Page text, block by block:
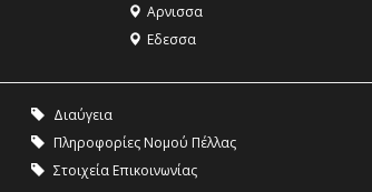
Aρνισσα
Eδεσσα
Διαύγεια
Πληροφορίες Νομού Πέλλας
Στοιχεία Επικοινωνίας